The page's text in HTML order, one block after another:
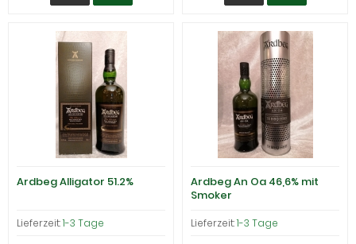
Ardbeg Alligator 51.2%
Lieferzeit:1-3 Tage
Ardbeg An Oa 46,6% mit
Smoker
Lieferzeit:1-3 Tage